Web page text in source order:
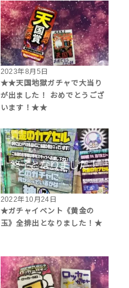
2023年8月5日
★★天国地獄ガチャで大当り
が出ました！ おめでとうござ
います！★★
2022年10月24日
★ガチャイベント《黄金の
玉》全排出となりました！★